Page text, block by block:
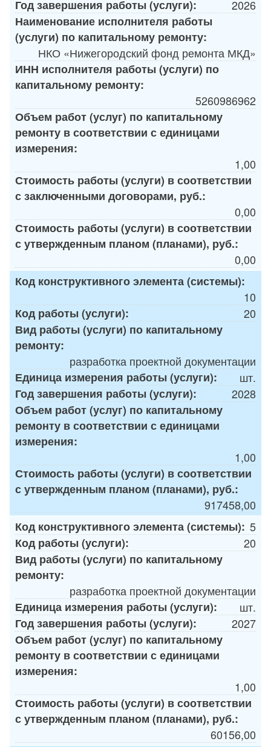
Год завершения работы (услуги):
2026
Наименование исполнителя работы
(услуги) по капитальному ремонту:
НКО «Нижегородский фонд ремонта МКД»
ИНН исполнителя работы (услуги) по
капитальному ремонту:
5260986962
Объем работ (услуг) по капитальному
ремонту в соответствии с единицами
измерения:
1,00
Стоимость работы (услуги) в соответствии
с заключенными договорами, руб.:
0,00
Стоимость работы (услуги) в соответствии
с утвержденным планом (планами), руб.:
0,00
Код конструктивного элемента (системы):
10
Код работы (услуги):
20
Вид работы (услуги) по капитальному
ремонту:
разработка проектной документации
Единица измерения работы (услуги):
шт.
Год завершения работы (услуги):
2028
Объем работ (услуг) по капитальному
ремонту в соответствии с единицами
измерения:
1,00
Стоимость работы (услуги) в соответствии
с утвержденным планом (планами), руб.:
917458,00
Код конструктивного элемента (системы): 5
Код работы (услуги):
20
Вид работы (услуги) по капитальному
ремонту:
разработка проектной документации
Единица измерения работы (услуги):
шт.
Год завершения работы (услуги):
2027
Объем работ (услуг) по капитальному
ремонту в соответствии с единицами
измерения:
1,00
Стоимость работы (услуги) в соответствии
с утвержденным планом (планами), руб.:
60156,00